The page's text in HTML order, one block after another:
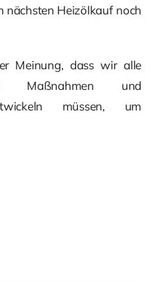
nächsten Heizölkauf noch
Meinung, dass wir alle
Maßnahmen und
müssen, um